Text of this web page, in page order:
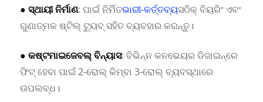
● ସ୍ଥାୟୀ ନିର୍ମାଣ: ପାଇଁ ନିର୍ମିତଭାରୀ-କର୍ତ୍ତବ୍ୟସଠିକ୍ ବିୟରିଂ ଏବଂ
ଗୁଣାତ୍ମକ ଷ୍ଟିଲ୍ ଟ୍ୟୁବ୍ ସହିତ ବ୍ୟବହାର କରନ୍ତୁ।
● କଷ୍ଟମାଇଜେବଲ୍ ବିନ୍ୟାସ: ବିଭିନ୍ନ କନଭେୟର ଡିଜାଇନ୍‌ରେ
ଫିଟ୍ ହେବା ପାଇଁ 2-ରୋଲ୍ କିମ୍ବା 3-ରୋଲ୍ ବ୍ୟବସ୍ଥାରେ
ଉପଲବ୍ଧ।